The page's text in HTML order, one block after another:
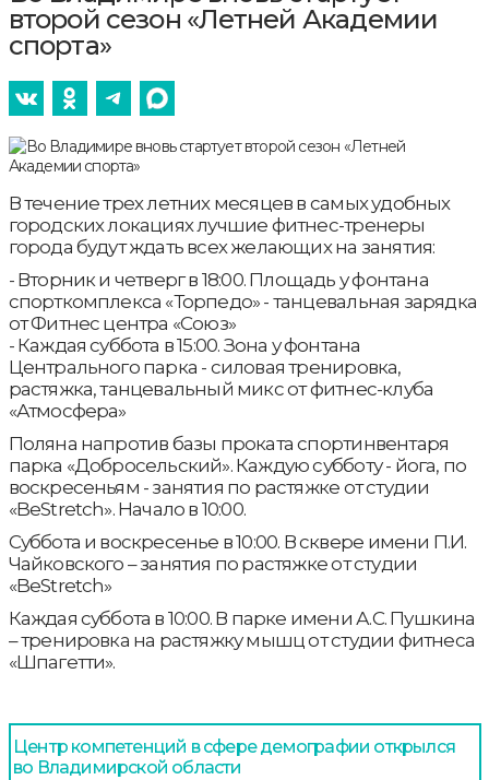
второй сезон «Летней Академии
спорта»
В течение трех летних месяцев в самых удобных
городских локациях лучшие фитнес-тренеры
города будут ждать всех желающих на занятия:
- Вторник и четверг в 18:00. Площадь у фонтана
спорткомплекса «Торпедо» - танцевальная зарядка
от Фитнес центра «Союз»
- Каждая суббота в 15:00. Зона у фонтана
Центрального парка - силовая тренировка,
растяжка, танцевальный микс от фитнес-клуба
«Атмосфера»
Поляна напротив базы проката спортинвентаря
парка «Добросельский». Каждую субботу - йога, по
воскресеньям - занятия по растяжке от студии
«BeStretch». Начало в 10:00.
Суббота и воскресенье в 10:00. В сквере имени П.И.
Чайковского – занятия по растяжке от студии
«BeStretch»
Каждая суббота в 10:00. В парке имени А.С. Пушкина
– тренировка на растяжку мышц от студии фитнеса
«Шпагетти».
Центр компетенций в сфере демографии открылся
во Владимирской области